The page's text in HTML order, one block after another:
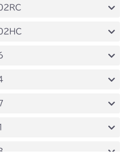
デフ FIG4 ナックル
デフ FIG4 ナックル
デフ FIG4 ナックル
フロントアクスル
フロントアクスル
フロントアクスル